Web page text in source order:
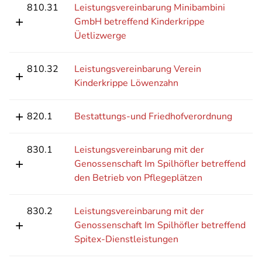
810.31
Leistungsvereinbarung Minibambini
GmbH betreffend Kinderkrippe
Üetlizwerge
810.32
Leistungsvereinbarung Verein
Kinderkrippe Löwenzahn
820.1 Bestattungs-und Friedhofverordnung
830.1
Leistungsvereinbarung mit der
Genossenschaft Im Spilhöfler betreffend
den Betrieb von Pflegeplätzen
830.2
Leistungsvereinbarung mit der
Genossenschaft Im Spilhöfler betreffend
Spitex-Dienstleistungen